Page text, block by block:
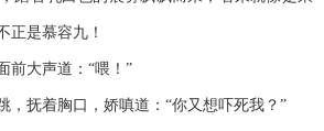
正是慕容九！
大声道：“喂！”
抚着胸口，娇嗔道：“你又想吓死我？”